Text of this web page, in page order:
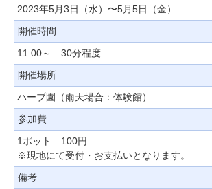
2023年5月3日（水）〜5月5日（金）
開催時間
11:00～ 30分程度
開催場所
ハーブ園（雨天場合：体験館）
参加費
1ポット 100円
※現地にて受付・お支払いとなります。
備考